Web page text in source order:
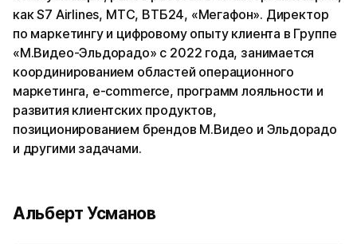
как S7 Airlines, МТС, ВТБ24, «Мегафон». Директор
по маркетингу и цифровому опыту клиента в Группе
«М.Видео-Эльдорадо» с 2022 года, занимается
координированием областей операционного
маркетинга, e-commerce, программ лояльности и
развития клиентских продуктов,
позиционированием брендов М.Видео и Эльдорадо
и другими задачами.
Альберт Усманов